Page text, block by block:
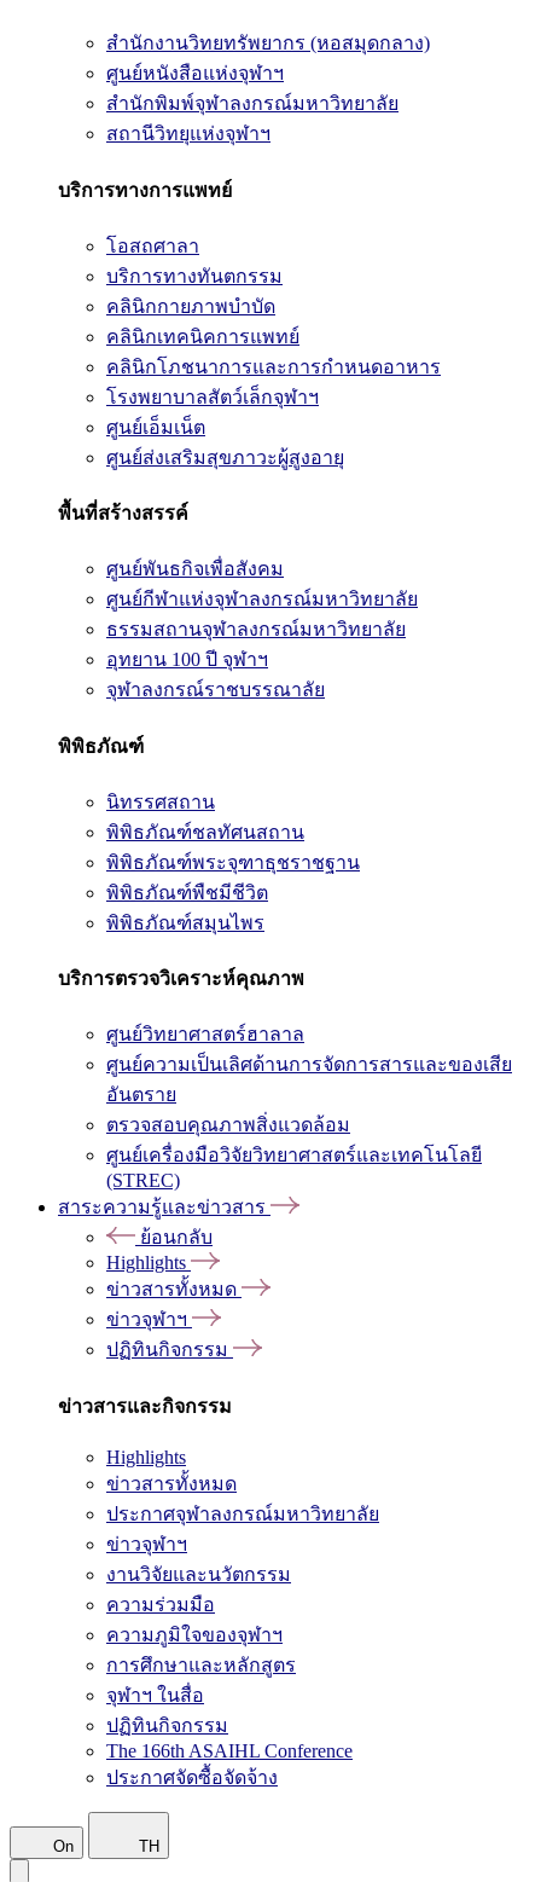
สำนักงานวิทยทรัพยากร (หอสมุดกลาง)
ศูนย์หนังสือแห่งจุฬาฯ
สำนักพิมพ์จุฬาลงกรณ์มหาวิทยาลัย
สถานีวิทยุแห่งจุฬาฯ
บริการทางการแพทย์
โอสถศาลา
บริการทางทันตกรรม
คลินิกกายภาพบำบัด
คลินิกเทคนิคการแพทย์
คลินิกโภชนาการและการกำหนดอาหาร
โรงพยาบาลสัตว์เล็กจุฬาฯ
ศูนย์เอ็มเน็ต
ศูนย์ส่งเสริมสุขภาวะผู้สูงอายุ
พื้นที่สร้างสรรค์
ศูนย์พันธกิจเพื่อสังคม
ศูนย์กีฬาแห่งจุฬาลงกรณ์มหาวิทยาลัย
ธรรมสถานจุฬาลงกรณ์มหาวิทยาลัย
อุทยาน 100 ปี จุฬาฯ
จุฬาลงกรณ์ราชบรรณาลัย
พิพิธภัณฑ์
นิทรรศสถาน
พิพิธภัณฑ์ชลทัศนสถาน
พิพิธภัณฑ์พระจุฑาธุชราชฐาน
พิพิธภัณฑ์พืชมีชีวิต
พิพิธภัณฑ์สมุนไพร
บริการตรวจวิเคราะห์คุณภาพ
ศูนย์วิทยาศาสตร์ฮาลาล
ศูนย์ความเป็นเลิศด้านการจัดการสารและของเสีย
อันตราย
ตรวจสอบคุณภาพสิ่งแวดล้อม
ศูนย์เครื่องมือวิจัยวิทยาศาสตร์และเทคโนโลยี
(STREC)
สาระความรู้และข่าวสาร
ย้อนกลับ
Highlights
ข่าวสารทั้งหมด
ข่าวจุฬาฯ
ปฏิทินกิจกรรม
ข่าวสารและกิจกรรม
Highlights
ข่าวสารทั้งหมด
ประกาศจุฬาลงกรณ์มหาวิทยาลัย
ข่าวจุฬาฯ
งานวิจัยและนวัตกรรม
ความร่วมมือ
ความภูมิใจของจุฬาฯ
การศึกษาและหลักสูตร
จุฬาฯ ในสื่อ
ปฏิทินกิจกรรม
The 166th ASAIHL Conference
ประกาศจัดซื้อจัดจ้าง
On TH